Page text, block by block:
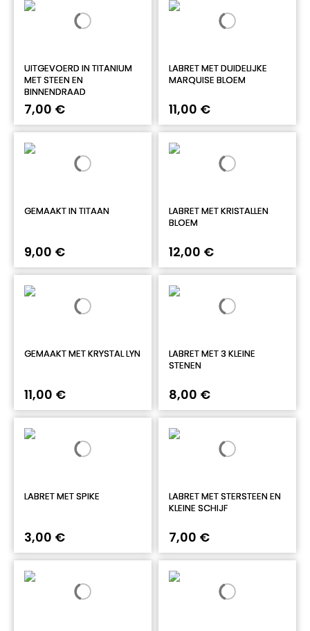
UITGEVOERD IN TITANIUM
MET STEEN EN
BINNENDRAAD
7,00 €
LABRET MET DUIDELIJKE
MARQUISE BLOEM
11,00 €
GEMAAKT IN TITAAN
9,00 €
LABRET MET KRISTALLEN
BLOEM
12,00 €
GEMAAKT MET KRYSTAL LYN
11,00 €
LABRET MET 3 KLEINE
STENEN
8,00 €
LABRET MET SPIKE
3,00 €
LABRET MET STERSTEEN EN
KLEINE SCHIJF
7,00 €